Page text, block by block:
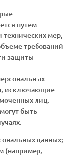
путем
технических мер,
требований
защиты
исключающие
лиц.
быть
данных;
(например,